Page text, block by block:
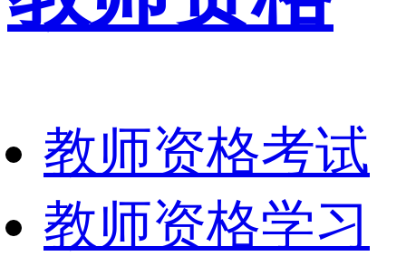
教师资格考试
教师资格学习